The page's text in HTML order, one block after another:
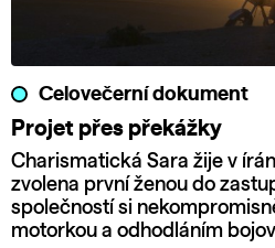
Celovečerní dokument
Projet přes překážky
Charismatická Sara žije v
zvolena první ženou do
společností si
motorkou a odhodláním